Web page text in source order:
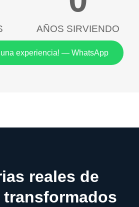
AÑOS SIRVIENDO
una experiencia! — WhatsApp
reales de